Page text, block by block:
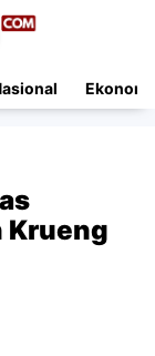
Ekonomi
Krueng